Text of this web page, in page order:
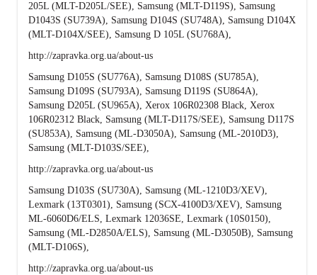
205L (MLT-D205L/SEE), Samsung (MLT-D119S), Samsung
D1043S (SU739A), Samsung D104S (SU748A), Samsung D104X
(MLT-D104X/SEE), Samsung D 105L (SU768A),
http://zapravka.org.ua/about-us
Samsung D105S (SU776A), Samsung D108S (SU785A),
Samsung D109S (SU793A), Samsung D119S (SU864A),
Samsung D205L (SU965A), Xerox 106R02308 Black, Xerox
106R02312 Black, Samsung (MLT-D117S/SEE), Samsung D117S
(SU853A), Samsung (ML-D3050A), Samsung (ML-2010D3),
Samsung (MLT-D103S/SEE),
http://zapravka.org.ua/about-us
Samsung D103S (SU730A), Samsung (ML-1210D3/XEV),
Lexmark (13T0301), Samsung (SCX-4100D3/XEV), Samsung
ML-6060D6/ELS, Lexmark 12036SE, Lexmark (10S0150),
Samsung (ML-D2850A/ELS), Samsung (ML-D3050B), Samsung
(MLT-D106S),
http://zapravka.org.ua/about-us